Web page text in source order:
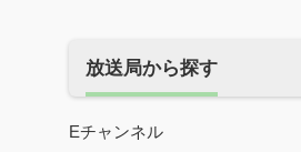
放送局から探す
Eチャンネル